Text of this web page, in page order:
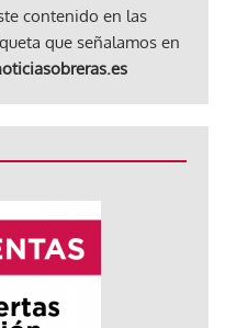
contenido en las
que señalamos en